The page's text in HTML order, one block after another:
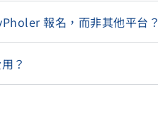
報名，而非其他平台？
？